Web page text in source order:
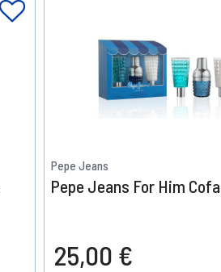
Pepe Jeans
Pepe Jeans For Him
25,00 €